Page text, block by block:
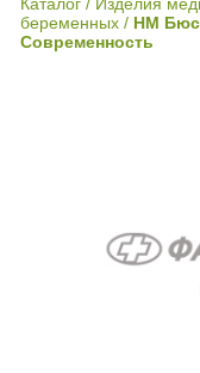
беременных / НМ
Современность